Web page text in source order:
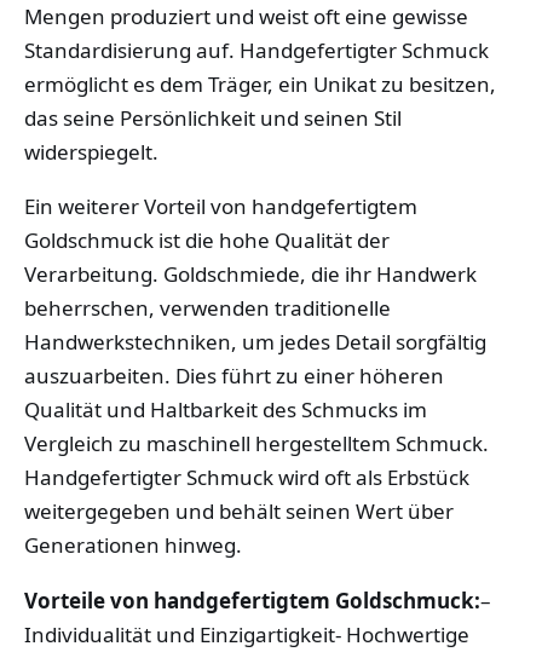
Mengen produziert und weist oft eine gewisse
Standardisierung auf. Handgefertigter Schmuck
ermöglicht es dem Träger, ein Unikat zu besitzen,
das seine Persönlichkeit und seinen Stil
widerspiegelt.
Ein weiterer Vorteil von handgefertigtem
Goldschmuck ist die hohe Qualität der
Verarbeitung. Goldschmiede, die ihr Handwerk
beherrschen, verwenden traditionelle
Handwerkstechniken, um jedes Detail sorgfältig
auszuarbeiten. Dies führt zu einer höheren
Qualität und Haltbarkeit des Schmucks im
Vergleich zu maschinell hergestelltem Schmuck.
Handgefertigter Schmuck wird oft als Erbstück
weitergegeben und behält seinen Wert über
Generationen hinweg.
Vorteile von handgefertigtem Goldschmuck:–
Individualität und Einzigartigkeit- Hochwertige